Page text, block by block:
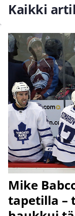
Kaikki
Mike
tapetilla –